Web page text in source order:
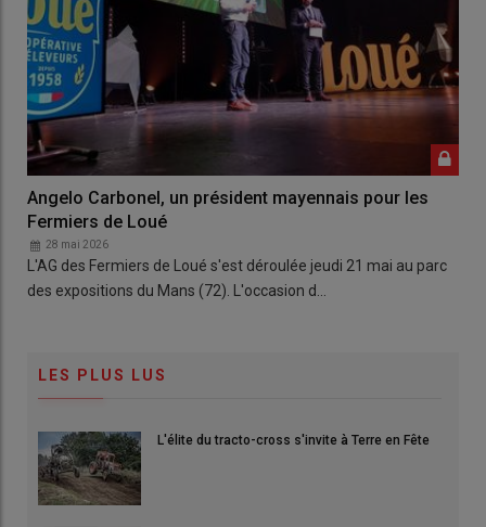
Angelo Carbonel, un président mayennais pour les
Fermiers de Loué
28 mai 2026
L'AG des Fermiers de Loué s'est déroulée jeudi 21 mai au parc
des expositions du Mans (72). L'occasion d…
LES PLUS LUS
L'élite du tracto-cross s'invite à Terre en Fête